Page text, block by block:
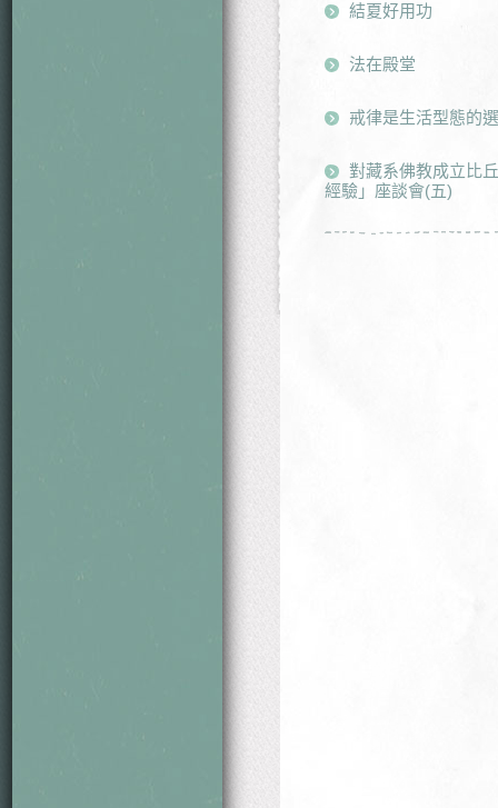
結夏好用功
法在殿堂
戒律是生活型態的
對藏系佛教成立比
經驗」座談會(五)